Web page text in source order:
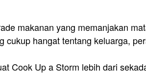
makanan yang memanjakan
cukup hangat tentang keluarga,
Cook Up a Storm lebih dari